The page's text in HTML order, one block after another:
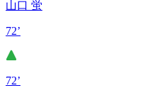
山口 蛍
72’
72’